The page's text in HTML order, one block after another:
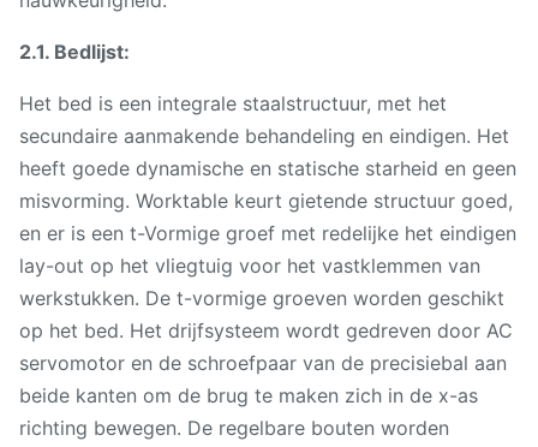
2.1. Bedlijst:
Het bed is een integrale staalstructuur, met het
secundaire aanmakende behandeling en eindigen. Het
heeft goede dynamische en statische starheid en geen
misvorming. Worktable keurt gietende structuur goed,
en er is een t-Vormige groef met redelijke het eindigen
lay-out op het vliegtuig voor het vastklemmen van
werkstukken. De t-vormige groeven worden geschikt
op het bed. Het drijfsysteem wordt gedreven door AC
servomotor en de schroefpaar van de precisiebal aan
beide kanten om de brug te maken zich in de x-as
richting bewegen. De regelbare bouten worden